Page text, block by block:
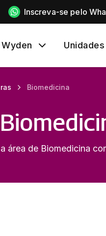
Inscreva-se pelo
Unidades
Biomedicina
área de Biomedicina